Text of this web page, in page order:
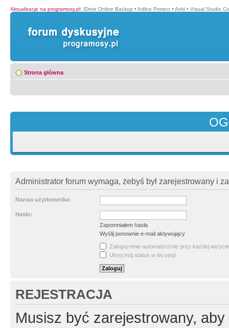
Aktualizacje na programosy.pl: IDrive Online Backup • Adlice Protect • Anki • Visual Studio
Strona główna
Administrator forum wymaga, żebyś był zarejestrowany i
Nazwa użytkownika:
Hasło:
Zapomniałem hasła
Wyślij ponownie e-mail aktywujący
Zaloguj mnie automatycznie przy każdej wizycie
Ukryj mój status w tej sesji
REJESTRACJA
Musisz być zarejestrowany,